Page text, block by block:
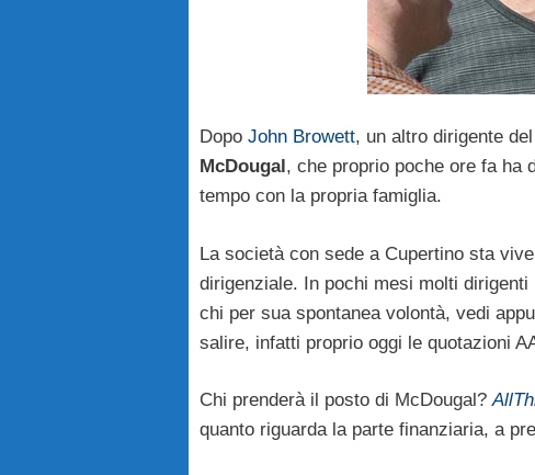
Dopo John Browett, un altro dirigente
McDougal , che proprio poche ore fa ha
tempo con la propria famiglia.
La società con sede a Cupertino sta
dirigenziale. In pochi mesi molti
chi per sua spontanea volontà, vedi
salire, infatti proprio oggi le quotazioni
Chi prenderà il posto di McDougal?
quanto riguarda la parte finanziaria, a